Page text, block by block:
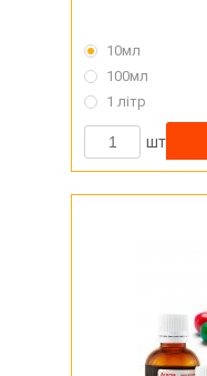
10мл
100мл
1 літр
шт